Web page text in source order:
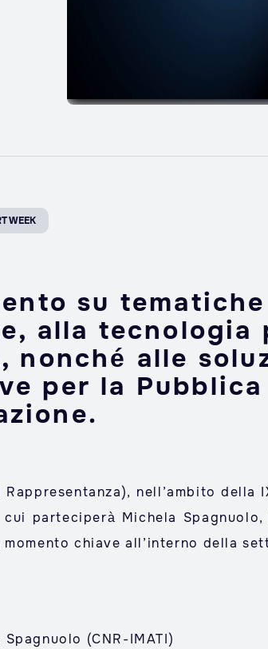
WEEK
su
alla tecnologia
alle
per la Pubblica
nell’ambito della
cui parteciperà Michela
chiave all’interno della
Spagnuolo (CNR-IMATI)